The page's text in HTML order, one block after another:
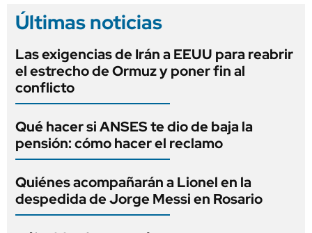
Últimas noticias
Las exigencias de Irán a EEUU para reabrir
el estrecho de Ormuz y poner fin al
conflicto
Qué hacer si ANSES te dio de baja la
pensión: cómo hacer el reclamo
Quiénes acompañarán a Lionel en la
despedida de Jorge Messi en Rosario